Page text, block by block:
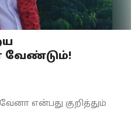
என்பது குறித்தும்